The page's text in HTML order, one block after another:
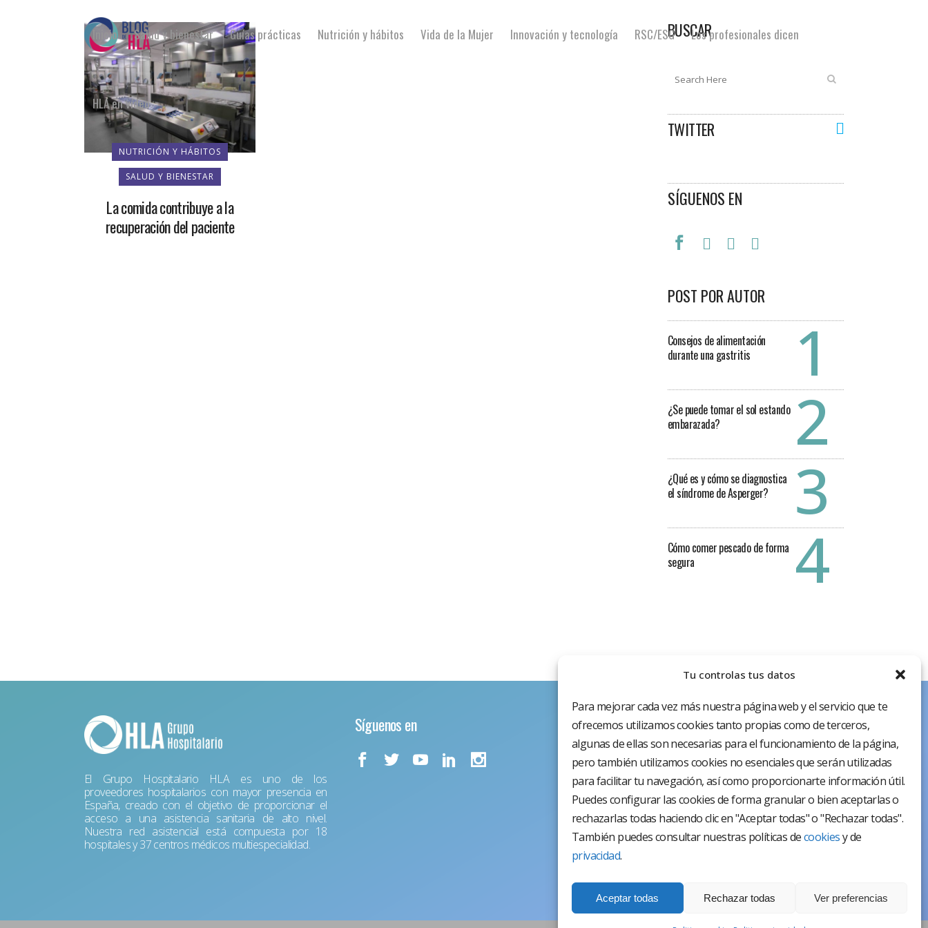
Tu controlas tus datos
Para mejorar cada vez más nuestra página web y el servicio que te
ofrecemos utilizamos cookies tanto propias como de terceros,
algunas de ellas son necesarias para el funcionamiento de la página,
pero también utilizamos cookies no esenciales que serán utilizadas
para facilitar tu navegación, así como proporcionarte información útil.
Puedes configurar las cookies de forma granular o bien aceptarlas o
rechazarlas todas haciendo clic en "Aceptar todas" o "Rechazar todas".
También puedes consultar nuestras políticas decookiesy de
privacidad.
Aceptar todas Rechazar todas Ver preferencias
Inicio Salud y bienestar Guías prácticas Nutrición y hábitos Vida de la Mujer Innovación y tecnología RSC/ESG Los profesionales dicen
HLA en vídeo
NUTRICIÓN Y HÁBITOS
SALUD Y BIENESTAR
La comida contribuye a la
recuperación del paciente
BUSCAR
TWITTER
SÍGUENOS EN
POST POR AUTOR
Consejos de alimentación
durante una gastritis
¿Se puede tomar el sol estando
embarazada?
¿Qué es y cómo se diagnostica
el síndrome de Asperger?
Cómo comer pescado de forma
segura
El Grupo Hospitalario HLA es uno de los
proveedores hospitalarios con mayor presencia en
España, creado con el objetivo de proporcionar el
acceso a una asistencia sanitaria de alto nivel.
Nuestra red asistencial está compuesta por 18
hospitales y 37 centros médicos multiespecialidad.
Síguenos en